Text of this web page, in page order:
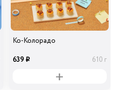
Ко-Колорадо
639 i 610 г